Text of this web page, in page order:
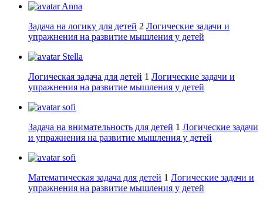
Anna
Задача на логику для детей 2 Логические задачи и
упражнения на развитие мышления у детей
Stella
Логическая задача для детей 1 Логические задачи и
упражнения на развитие мышления у детей
sofi
Задача на внимательность для детей 1 Логические задачи
и упражнения на развитие мышления у детей
sofi
Математическая задача для детей 1 Логические задачи и
упражнения на развитие мышления у детей